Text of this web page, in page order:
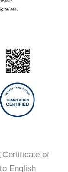
Certificate of
English